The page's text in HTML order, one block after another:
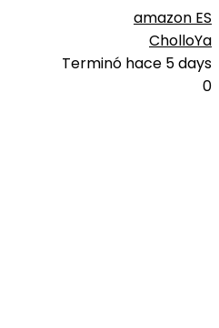
amazon ES
CholloYa
Terminó hace 5 days
0